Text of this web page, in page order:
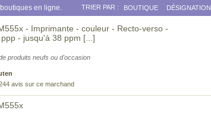
en ligne. TRIER PAR : BOUTIQUE DÉSIGNATION
- Imprimante - couleur - Recto-verso -
- jusqu'à 38 ppm [...]
produits neufs ou d'occasion
avis sur ce marchand